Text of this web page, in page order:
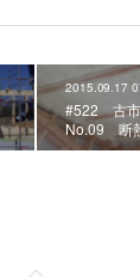
2015.09.17
#522 古
No.09 断